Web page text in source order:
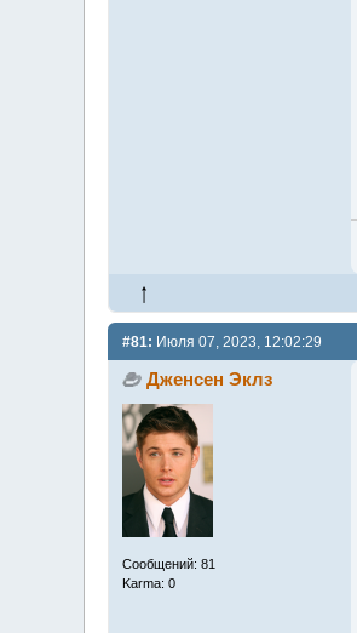
#81: Июля 07, 2023, 12:02:29
Дженсен Эклз
Сообщений: 81
Karma: 0